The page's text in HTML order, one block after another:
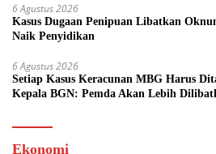
6 Agustus 2026
Kasus Dugaan Penipuan Libatkan
Naik Penyidikan
6 Agustus 2026
Setiap Kasus Keracunan MBG Harus
Kepala BGN: Pemda Akan Lebih
Ekonomi